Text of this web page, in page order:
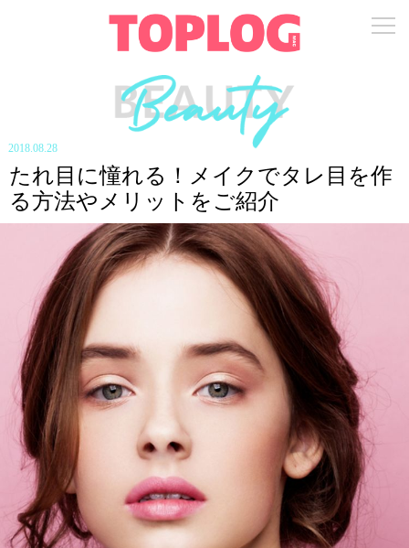
2018.08.28
たれ目に憧れる！メイクでタレ目を作
る方法やメリットをご紹介